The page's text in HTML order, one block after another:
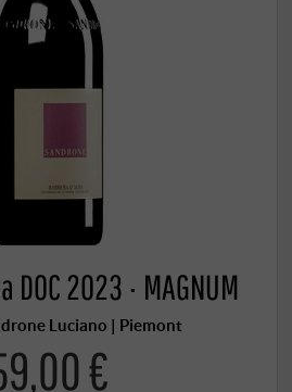
DOC 2023 · MAGNUM
Luciano | Piemont
€